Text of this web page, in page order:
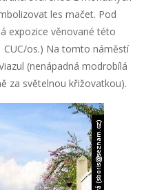
les mačet. Pod
expozice věnované této
CUC/os.) Na tomto náměstí
(nenápadná modrobílá
za světelnou křižovatkou).